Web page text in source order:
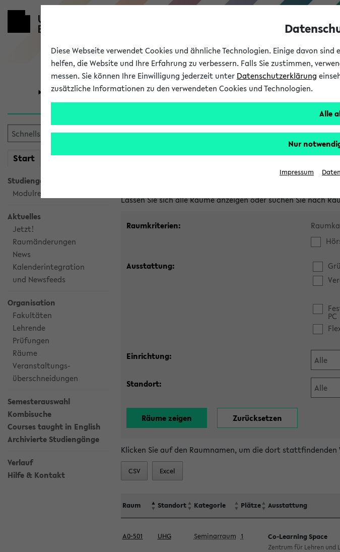
Universität Forschung Studium
Start meineKVV
Studiengangsauswahl
Modulrecherche
Aktuelles
Jetzt!
Raumänderungen
News
Kalenderintegration
und Newsfeeds
Organisation
Fakultäten
Lehrende
Prüfungen
Räume
Veranstaltungs-
überschneidungen
Semesterauswahl
Kombisuche
Courses taught in English
Archivierte Studiengänge
Verlauf
Hilfe & Kontakt
Im eKVV verwaltete Räume
Lassen Sie sich alle Räume anzeigen oder suchen Sie nach
Raumkriterien:
Ausstattung:
PC
Einrichtung:
Standort:
Klicken Sie auf den Raumnamen, um die dort
CSV Excel
Raum Standort Kategorie Plätze Ausstattung
A0-501 UHG Seminarraum 1 Co-Learning Space
Zentrum für Lehren und
Diese Webseite verwendet Cookies und ähnliche Technologien. Einige davon
helfen, die Website und Ihre Erfahrung zu verbessern. Falls Sie zustimmen,
messen. Sie können Ihre Einwilligung jederzeit unter Datenschutzerklärung
zusätzliche Informationen zu den verwendeten Cookies und Technologien.
Alle
Nur
Impressum